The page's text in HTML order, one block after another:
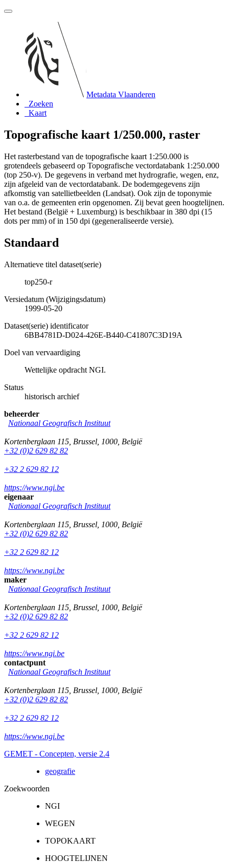
Metadata Vlaanderen
Zoeken
Kaart
Topografische kaart 1/250.000, raster
Het rasterbestand van de topografische kaart 1:250.000 is
grotendeels gebaseerd op Topografische vectordatabank 1:250.000
(top 250-v). De gegevens in verband met hydrografie, wegen, enz,
zijn afgeleid van de vectordatabank. De bodemgegevens zijn
afkomstig van satellietbeelden (Landsat). Ook zijn de toponymie
van o.a. de gemeenten erin opgenomen. Zij bevat geen hoogtelijnen.
Het bestand (België + Luxemburg) is beschikbaar in 380 dpi (15
dots per mm) of in 150 dpi (gegeneraliseerde versie).
Standaard
Alternatieve titel dataset(serie)
top250-r
Versiedatum (Wijzigingsdatum)
1999-05-20
Dataset(serie) identificator
6BB4781D-D024-426E-B440-C41807C3D19A
Doel van vervaardiging
Wettelijke opdracht NGI.
Status
historisch archief
beheerder
Nationaal Geografisch Instituut
Kortenberglaan 115 Brussel 1000 België
+32 (0)2 629 82 82
+32 2 629 82 12
https://www.ngi.be
eigenaar
Nationaal Geografisch Instituut
Kortenberglaan 115 Brussel 1000 België
+32 (0)2 629 82 82
+32 2 629 82 12
https://www.ngi.be
maker
Nationaal Geografisch Instituut
Kortenberglaan 115 Brussel 1000 België
+32 (0)2 629 82 82
+32 2 629 82 12
https://www.ngi.be
contactpunt
Nationaal Geografisch Instituut
Kortenberglaan 115 Brussel 1000 België
+32 (0)2 629 82 82
+32 2 629 82 12
https://www.ngi.be
GEMET - Concepten, versie 2.4
geografie
Zoekwoorden
NGI
WEGEN
TOPOKAART
HOOGTELIJNEN